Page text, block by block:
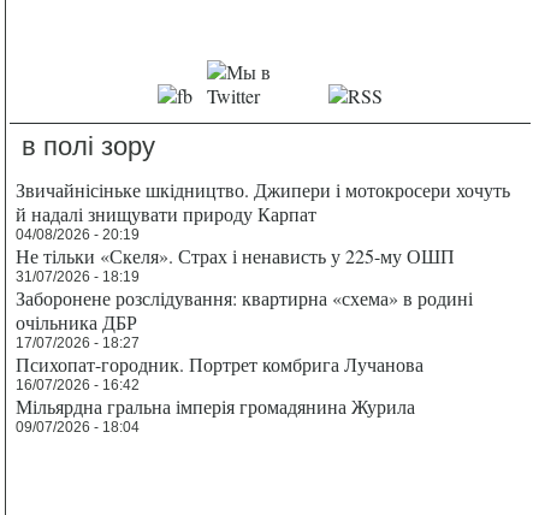
в полі зору
Звичайнісіньке шкідництво. Джипери і мотокросери хочуть
й надалі знищувати природу Карпат
04/08/2026 - 20:19
Не тільки «Скеля». Страх і ненависть у 225-му ОШП
31/07/2026 - 18:19
Заборонене розслідування: квартирна «схема» в родині
очільника ДБР
17/07/2026 - 18:27
Психопат-городник. Портрет комбрига Лучанова
16/07/2026 - 16:42
Мільярдна гральна імперія громадянина Журила
09/07/2026 - 18:04